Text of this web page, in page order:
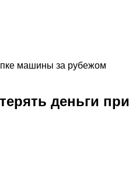
машины за рубежом
деньги